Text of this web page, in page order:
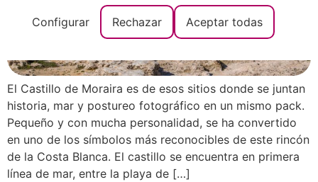
El Castillo de Moraira es de esos sitios donde se juntan
historia, mar y postureo fotográfico en un mismo pack.
Pequeño y con mucha personalidad, se ha convertido
en uno de los símbolos más reconocibles de este rincón
de la Costa Blanca. El castillo se encuentra en primera
línea de mar, entre la playa de […]
Configurar Rechazar Aceptar todas